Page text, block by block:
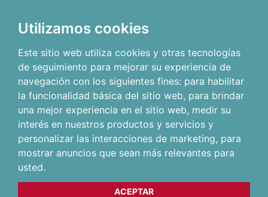
Utilizamos cookies
Este sitio web utiliza cookies y otras tecnologías
de seguimiento para mejorar su experiencia de
navegación con los siguientes fines: para habilitar
la funcionalidad básica del sitio web, para brindar
una mejor experiencia en el sitio web, medir su
interés en nuestros productos y servicios y
personalizar las interacciones de marketing, para
mostrar anuncios que sean más relevantes para
usted.
ACEPTAR